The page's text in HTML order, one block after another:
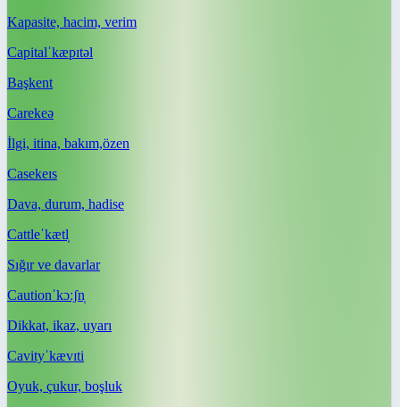
Kapasite, hacim, verim
Capitalˈkæpɪtəl
Başkent
Carekeə
İlgi, itina, bakım,özen
Casekeɪs
Dava, durum, hadise
Cattleˈkætl̩
Sığır ve davarlar
Cautionˈkɔːʃn̩
Dikkat, ikaz, uyarı
Cavityˈkævɪti
Oyuk, çukur, boşluk